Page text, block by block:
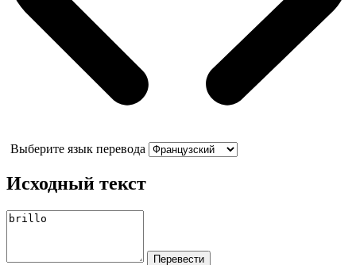
Выберите язык перевода
Исходный текст